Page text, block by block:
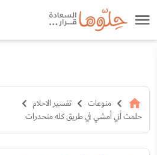
منوعات
تفسير الاحلام
حلمت أني أمشي في طريق كله منحدرات